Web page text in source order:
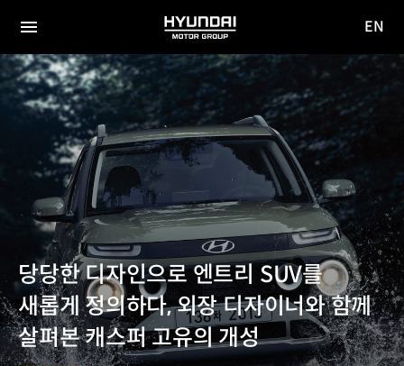
전체
메뉴
HYUNDAI
MOTOR
GROUP
사이
이동
EN
당당한 디자인으로 엔트리 SUV를
새롭게 정의하다, 외장 디자이너와 함께
살펴본 캐스퍼 고유의 개성